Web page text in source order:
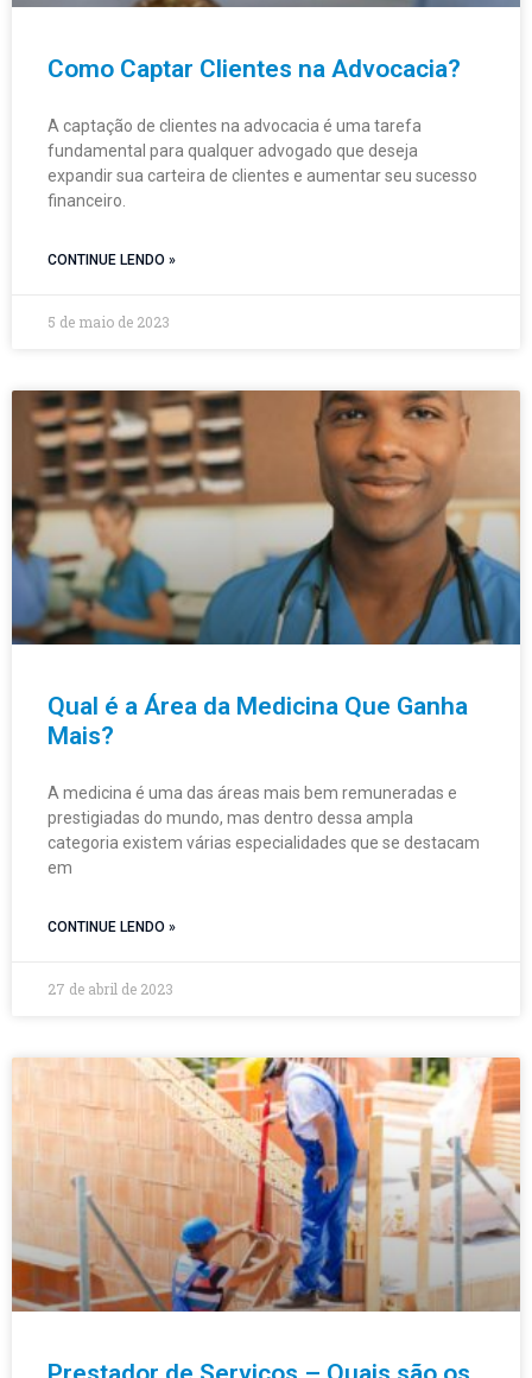
Como Captar Clientes na Advocacia?
A captação de clientes na advocacia é uma tarefa
fundamental para qualquer advogado que deseja
expandir sua carteira de clientes e aumentar seu sucesso
financeiro.
CONTINUE LENDO »
5 de maio de 2023
Qual é a Área da Medicina Que Ganha
Mais?
A medicina é uma das áreas mais bem remuneradas e
prestigiadas do mundo, mas dentro dessa ampla
categoria existem várias especialidades que se destacam
em
CONTINUE LENDO »
27 de abril de 2023